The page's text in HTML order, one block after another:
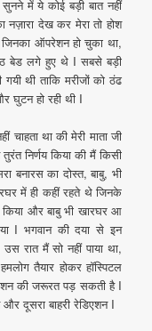
में ये कोई बड़ी बात नहीं
देख कर मेरा तो होश
ऑपरेशन हो चुका था,
बेड लगे हुए थे I सबसे बड़ी
थी ताकि मरीजों को ठंढ
हो रही थी I
था की मेरी माता जी
निर्णय किया की मैं किसी
बनारस का दोस्त, बाबु, भी
में ही कहीं रहते थे जिनके
किया और बाबु भी खारघर आ
I भगवान की दया से इन
रात मैं सो नहीं पाया था,
तैयार होकर हॉस्पिटल
की जरूरत पड़ सकती है I
दूसरा बाहरी रेडिएशन I